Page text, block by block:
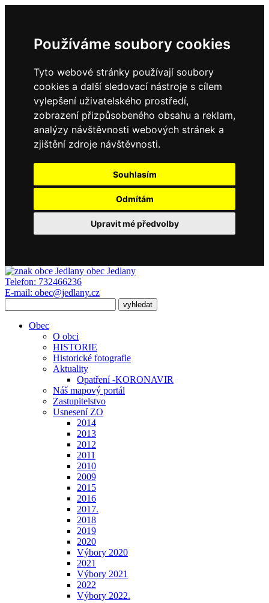
Používáme soubory cookies
Tyto webové stránky používají soubory
cookies a další sledovací nástroje s cílem
vylepšení uživatelského prostředí,
zobrazení přizpůsobeného obsahu a reklam,
analýzy návštěvnosti webových stránek a
zjištění zdroje návštěvnosti.
Souhlasím
Odmítám
Upravit mé předvolby
obec Jedlany
Telefon: 732466236
E-mail: obec@jedlany.cz
Obec
O obci
HISTORIE
Historické fotografie
Aktuality
Opatření -KORONAVIR
Náš mapový portál
Zastupitelstvo
Usnesení ZO
2014
2013
2012
2011
2010
2009
2015
2016
2017.
2018
2019
2020
Výbory 2020
2021
Výbory 2021
2022
Výbory 2022.